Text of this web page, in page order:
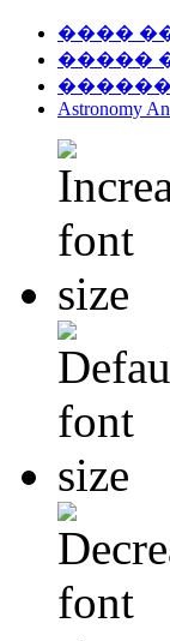
����
�����
Astronomy